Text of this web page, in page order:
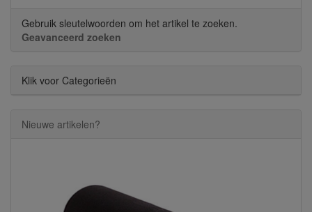
Gebruik sleutelwoorden om het artikel te zoeken.
Geavanceerd zoeken
Klik voor Categorieën
Nieuwe artikelen?